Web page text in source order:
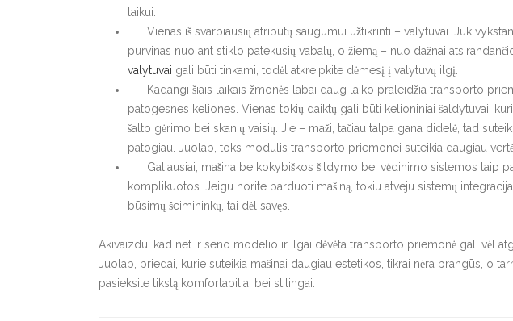
laikui.
Vienas iš svarbiausių atributų saugumui užtikrinti – valytuvai. Juk
purvinas nuo ant stiklo patekusių vabalų, o žiemą – nuo dažnai
valytuvai gali būti tinkami, todėl atkreipkite dėmesį į valytuvų ilgį.
Kadangi šiais laikais žmonės labai daug laiko praleidžia transporto
patogesnes keliones. Vienas tokių daiktų gali būti kelioniniai šaldytuvai,
šalto gėrimo bei skanių vaisių. Jie – maži, tačiau talpa gana didelė, tad
patogiau. Juolab, toks modulis transporto priemonei suteikia daugiau
Galiausiai, mašina be kokybiškos šildymo bei vėdinimo sistemos taip
komplikuotos. Jeigu norite parduoti mašiną, tokiu atveju sistemų
būsimų šeimininkų, tai dėl savęs.
Akivaizdu, kad net ir seno modelio ir ilgai dėvėta transporto priemonė gali vėl
Juolab, priedai, kurie suteikia mašinai daugiau estetikos, tikrai nėra brangūs, o
pasieksite tikslą komfortabiliai bei stilingai.